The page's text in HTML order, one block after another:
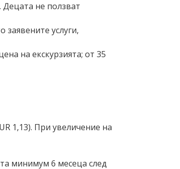
Децата не ползват
услуги,
на екскурзията; от 35
1,13). При увеличение на
минимум 6 месеца след